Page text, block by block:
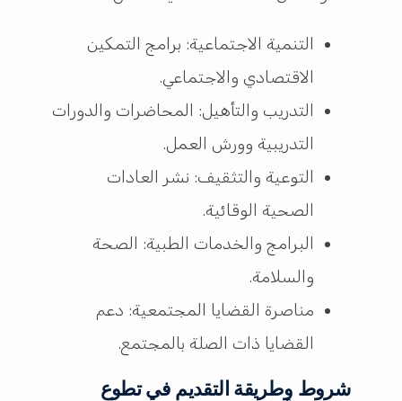
التنمية الاجتماعية: برامج التمكين
الاقتصادي والاجتماعي.
التدريب والتأهيل: المحاضرات والدورات
التدريبية وورش العمل.
التوعية والتثقيف: نشر العادات
الصحية الوقائية.
البرامج والخدمات الطبية: الصحة
والسلامة.
مناصرة القضايا المجتمعية: دعم
القضايا ذات الصلة بالمجتمع.
شروط وطريقة التقديم في تطوع